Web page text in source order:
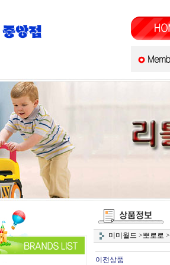
미미월드 >뽀로로 >
이전상품